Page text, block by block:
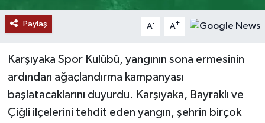
Paylaş A- A+
Karşıyaka Spor Kulübü, yangının sona ermesinin
ardından ağaçlandırma kampanyası
başlatacaklarını duyurdu. Karşıyaka, Bayraklı ve
Çiğli ilçelerini tehdit eden yangın, şehrin birçok